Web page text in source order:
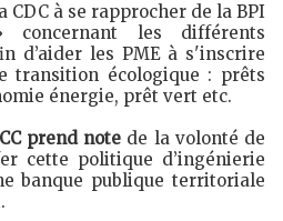
CDC à se rapprocher de la BPI
les différents
d’aider les PME à s'inscrire
transition écologique : prêts
énergie, prêt vert etc.
prend note de la volonté de
cette politique d’ingénierie
banque publique territoriale